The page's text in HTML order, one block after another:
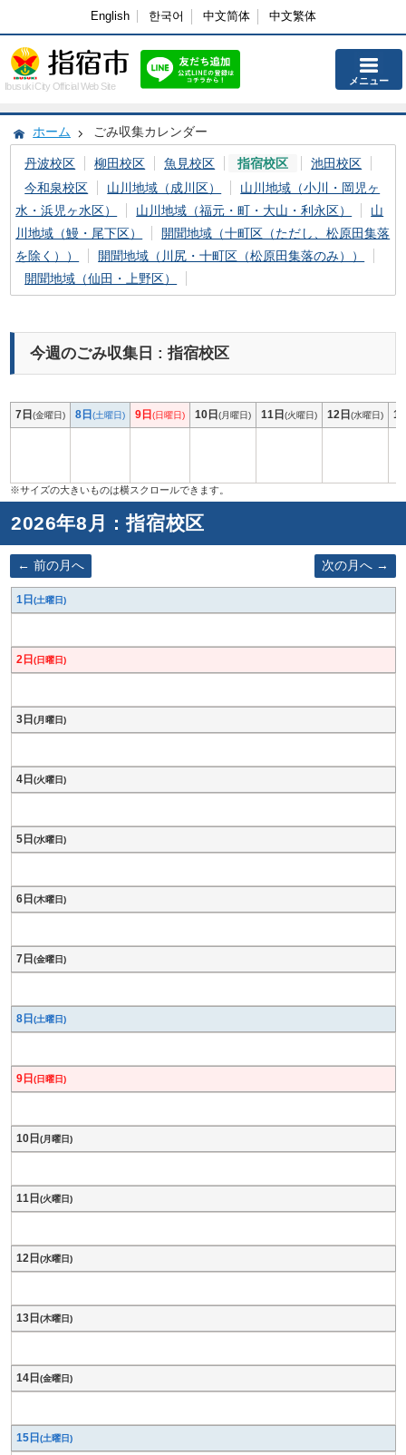
English 한국어 中文简体 中文繁体
Ibusuki City Official Web Site メニュー
ホーム ごみ収集カレンダー
丹波校区 柳田校区 魚見校区 指宿校区
池田校区
今和泉校区
山川地域（成川区）
山川地域（小川・岡児ヶ
水・浜児ヶ水区）
山川地域（福元・町・大山・利永区）
山
川地域（鰻・尾下区）
開聞地域（十町区（ただし、松原田集落
を除く））
開聞地域（川尻・十町区（松原田集落のみ））
開聞地域（仙田・上野区）
今週のごみ収集日 : 指宿校区
7日(金曜日) 8日(土曜日) 9日(日曜日) 10日(月曜日) 11日(火曜日) 12日(水曜日)
2026年8月 : 指宿校区
前の月へ 次の月へ
1日 (土曜日)
2日 (日曜日)
3日 (月曜日)
4日 (火曜日)
5日 (水曜日)
6日 (木曜日)
7日 (金曜日)
8日 (土曜日)
9日 (日曜日)
10日 (月曜日)
11日 (火曜日)
12日 (水曜日)
13日 (木曜日)
14日 (金曜日)
15日 (土曜日)